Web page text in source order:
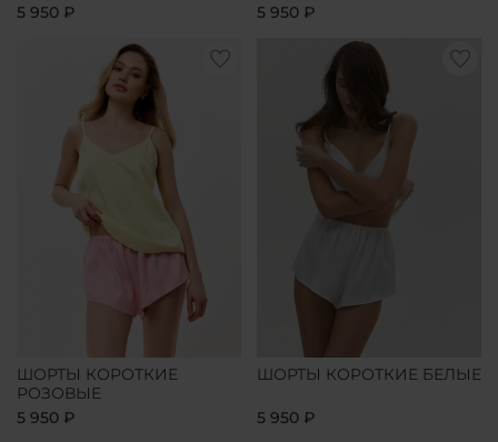
5 950 ₽
5 950 ₽
ШОРТЫ КОРОТКИЕ
РОЗОВЫЕ
5 950 ₽
ШОРТЫ КОРОТКИЕ БЕЛЫЕ
5 950 ₽